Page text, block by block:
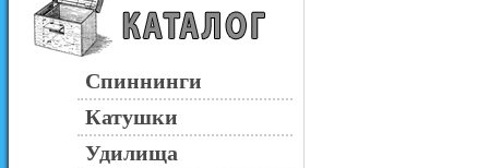
Спиннинги
Катушки
Удилища